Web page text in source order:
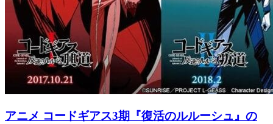
アニメ コードギアス3期『復活のルルーシュ』の